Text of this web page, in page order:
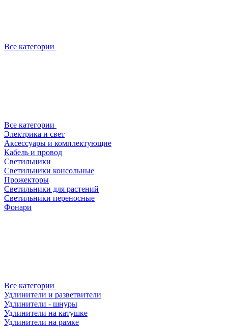
Все категории
Все категории
Электрика и свет
Аксессуары и комплектующие
Кабель и провод
Светильники
Светильники консольные
Прожекторы
Светильники для растений
Светильники переносные
Фонари
Все категории
Удлинители и разветвители
Удлинители - шнуры
Удлинители на катушке
Удлинители на рамке